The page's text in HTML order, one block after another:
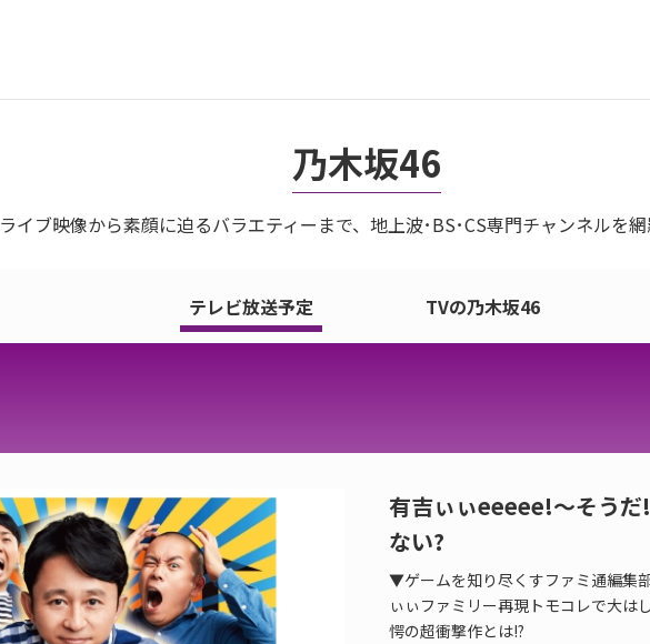
乃木坂46
ライブ映像から素顔に迫るバラエティーまで、地上波･BS･CS専門チャンネルを
テレビ放送予定 TVの乃木坂46
有吉ぃぃeeeee!〜そう
ない?
▼ゲームを知り尽くすファミ通編集
ぃぃファミリー再現トモコレで大
愕の超衝撃作とは!?